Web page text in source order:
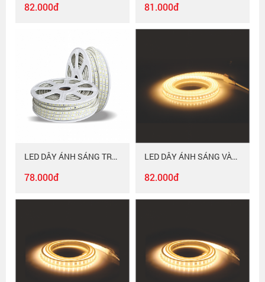
82.000đ 81.000đ
LED DÂY ÁNH SÁNG TRẮNG Duhal 6WM LDT01
78.000đ
LED DÂY ÁNH SÁNG VÀNG Duhal - 1 dòng LED 6WM LDV02
82.000đ